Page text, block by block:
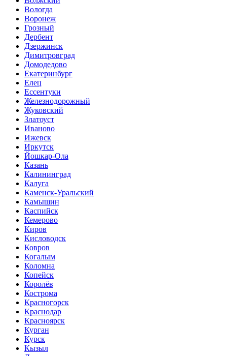
Вологда
Воронеж
Грозный
Дербент
Дзержинск
Димитровград
Домодедово
Екатеринбург
Елец
Ессентуки
Железнодорожный
Жуковский
Златоуст
Иваново
Ижевск
Иркутск
Йошкар-Ола
Казань
Калининград
Калуга
Каменск-Уральский
Камышин
Каспийск
Кемерово
Киров
Кисловодск
Ковров
Когалым
Коломна
Копейск
Королёв
Кострома
Красногорск
Краснодар
Красноярск
Курган
Курск
Кызыл